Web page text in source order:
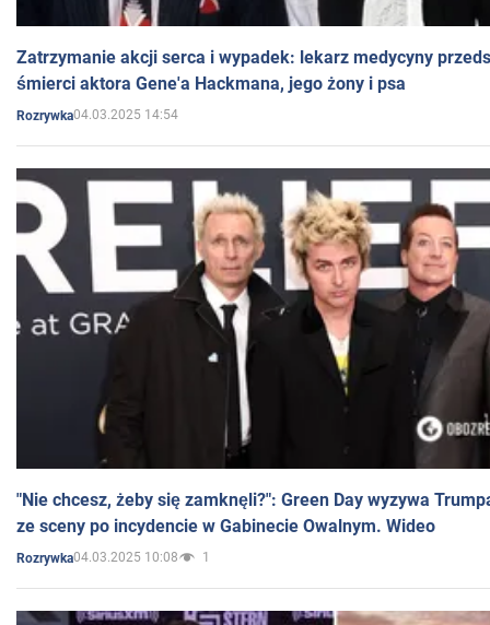
Zatrzymanie akcji serca i wypadek: lekarz medycyny
śmierci aktora Gene'a Hackmana, jego żony i psa
Rozrywka04.03.2025 14:54
"Nie chcesz, żeby się zamknęli?": Green Day wyzywa
ze sceny po incydencie w Gabinecie Owalnym. Wideo
Rozrywka04.03.2025 10:08 1